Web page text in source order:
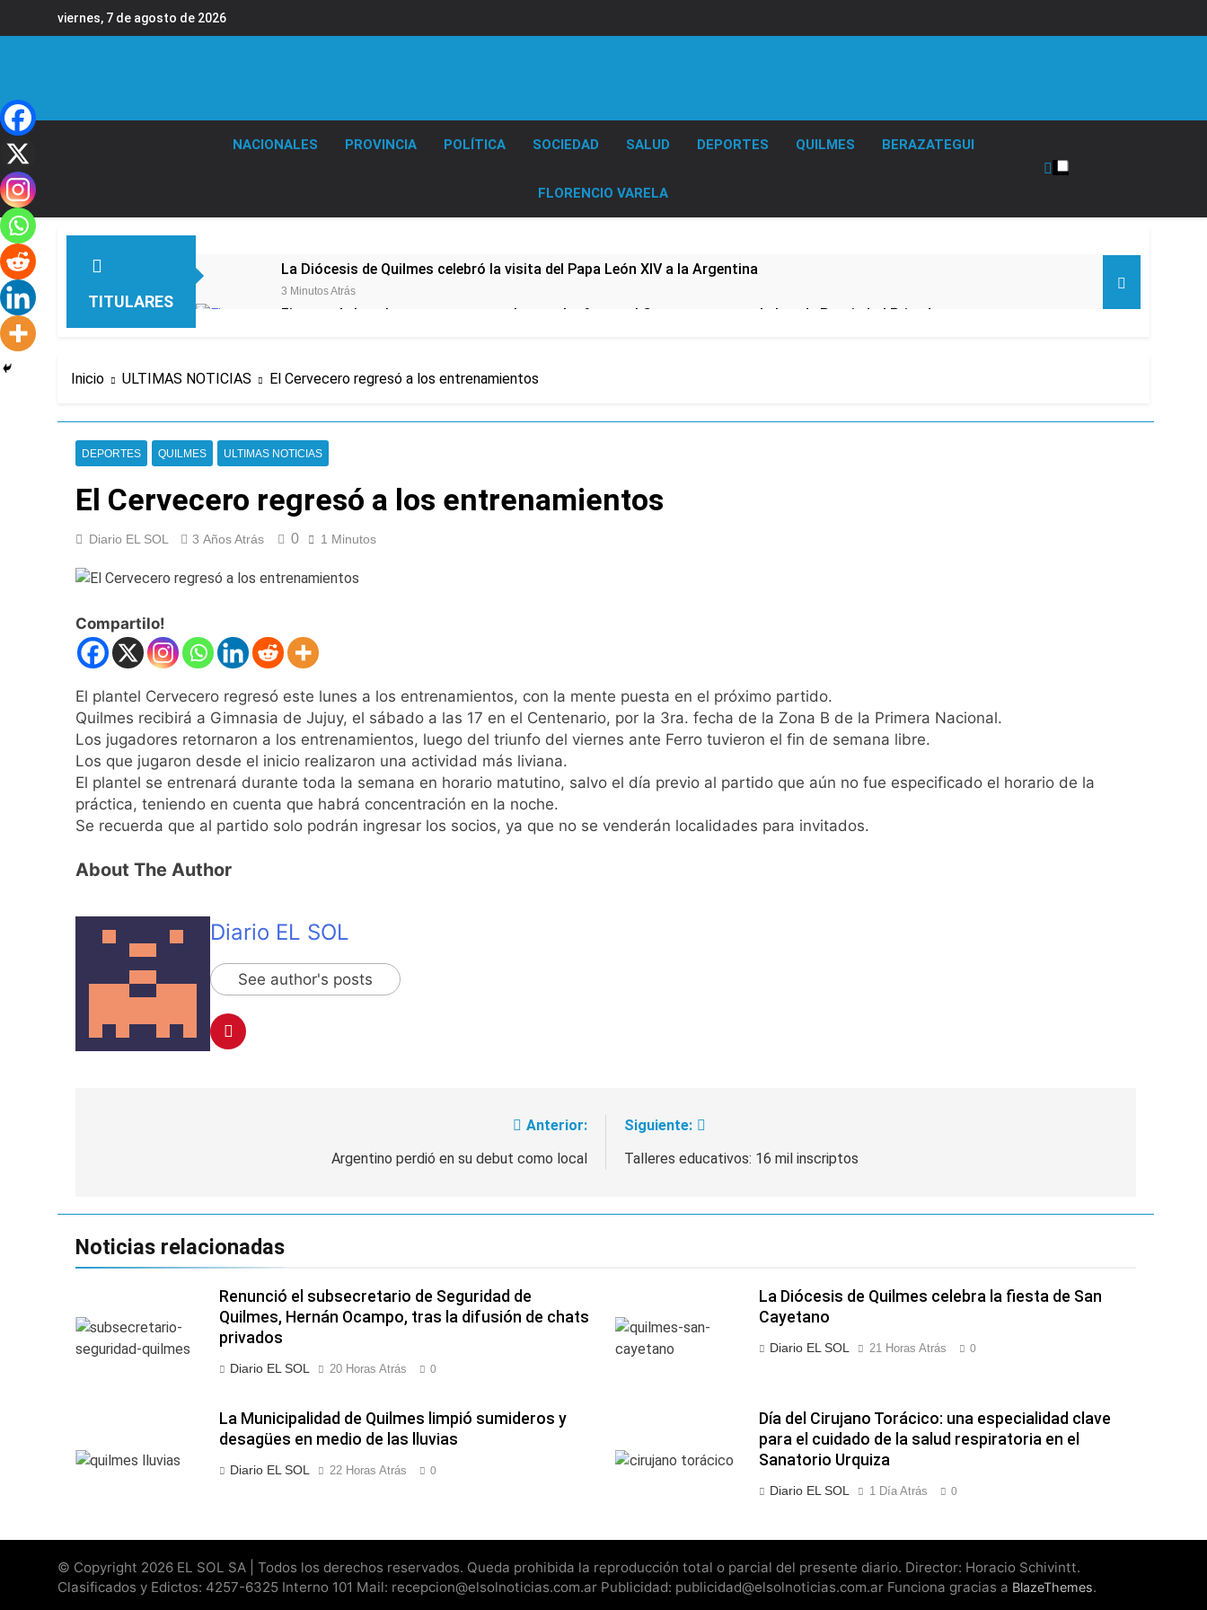
viernes, 7 de agosto de 2026
NACIONALES PROVINCIA POLÍTICA SOCIEDAD SALUD DEPORTES QUILMES BERAZATEGUI
FLORENCIO VARELA
TITULARES
La Diócesis de Quilmes celebró la visita del Papa León XIV a la Argentina
3 Minutos Atrás
Figuras de la cultura se sumaron a la marcha frente al Congreso contra la Ley de Propiedad Privada
de los 450 puntos
Jorge Macri condenó los disturbios frente al Congreso y calificó a los responsables como «delincuentes anarquistas»
4 Horas Atrás
Día Internacional de la Cerveza: los tres secretos para servirla correctamente
El frío polar se instala en Buenos Aires: mejora el tiempo y llegan las temperaturas más bajas de la semana
5 Horas Atrás
6 Horas Atrás
17 Horas Atrás
La Fiscalía rechazó el pedido para suspender el juicio contra Pity Alvarez
67 barrios full LED en Florencio Varela
18 Horas Atrás
El temporal se despide del AMBA: cuándo dejará de llover y llega una ola de frío con mínimas cercanas a 1°C
18 Horas Atrás
Kicillof marchó contra la Ley de Propiedad Privada de Milei
19 Horas Atrás
Renunció el subsecretario de Seguridad de Quilmes, Hernán Ocampo, tras la difusión de chats privados
La Libertad Avanza consiguió la mayoría y rechazó el pedido del peronismo de girar el proyecto a comisión
Masiva movilización al Congreso contra el proyecto oficial de Ley de Propiedad Privada
21 Horas Atrás
Transporte: un asistente virtual para consultar infracciones en segundos
Inicio ULTIMAS NOTICIAS El Cervecero regresó a los entrenamientos
DEPORTES QUILMES ULTIMAS NOTICIAS
El Cervecero regresó a los entrenamientos
Diario EL SOL 3 Años Atrás 0 1 Minutos
Compartilo!
El plantel Cervecero regresó este lunes a los entrenamientos, con la mente puesta en el próximo partido.
Quilmes recibirá a Gimnasia de Jujuy, el sábado a las 17 en el Centenario, por la 3ra. fecha de la Zona B de la Primera Nacional.
Los jugadores retornaron a los entrenamientos, luego del triunfo del viernes ante Ferro tuvieron el fin de semana libre.
Los que jugaron desde el inicio realizaron una actividad más liviana.
El plantel se entrenará durante toda la semana en horario matutino, salvo el día previo al partido que aún no fue especificado el horario de la
práctica, teniendo en cuenta que habrá concentración en la noche.
Se recuerda que al partido solo podrán ingresar los socios, ya que no se venderán localidades para invitados.
About The Author
Diario EL SOL
See author's posts
Anterior:
Argentino perdió en su debut como local
Siguiente:
Talleres educativos: 16 mil inscriptos
Noticias relacionadas
Renunció el subsecretario de Seguridad de
Quilmes, Hernán Ocampo, tras la difusión de chats
privados
Diario EL SOL 20 Horas Atrás 0
La Diócesis de Quilmes celebra la fiesta de San
Cayetano
Diario EL SOL 21 Horas Atrás 0
La Municipalidad de Quilmes limpió sumideros y
desagües en medio de las lluvias
Diario EL SOL 22 Horas Atrás 0
Día del Cirujano Torácico: una especialidad clave
para el cuidado de la salud respiratoria en el
Sanatorio Urquiza
Diario EL SOL 1 Día Atrás 0
© Copyright 2026 EL SOL SA | Todos los derechos reservados. Queda prohibida la reproducción total o parcial del presente diario. Director: Horacio Schivintt.
Clasificados y Edictos: 4257-6325 Interno 101 Mail: recepcion@elsolnoticias.com.ar Publicidad: publicidad@elsolnoticias.com.ar Funciona gracias a BlazeThemes.